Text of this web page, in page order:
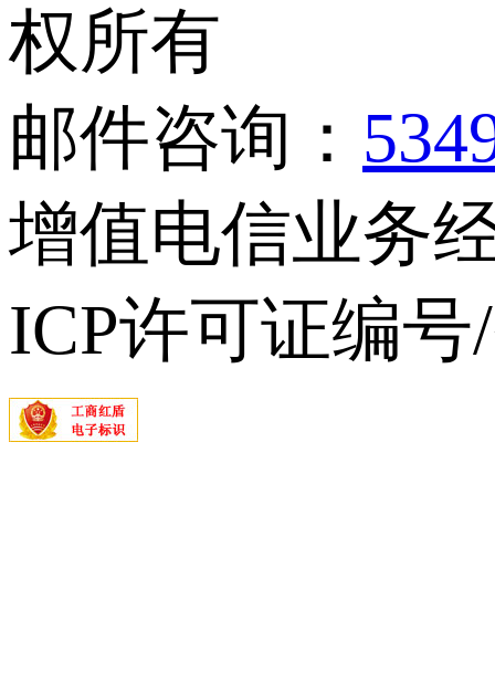
权所有
邮件咨询：
增值电信业务
ICP许可证编号